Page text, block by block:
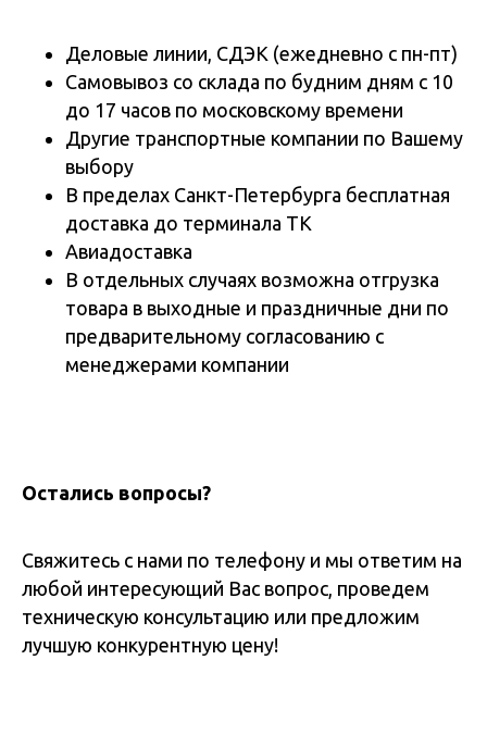
Деловые линии, СДЭК (ежедневно с пн-пт)
Самовывоз со склада по будним дням с 10
до 17 часов по московскому времени
Другие транспортные компании по Вашему
выбору
В пределах Санкт-Петербурга бесплатная
доставка до терминала ТК
Авиадоставка
В отдельных случаях возможна отгрузка
товара в выходные и праздничные дни по
предварительному согласованию с
менеджерами компании
Остались вопросы?
Свяжитесь с нами по телефону и мы ответим на
любой интересующий Вас вопрос, проведем
техническую консультацию или предложим
лучшую конкурентную цену!